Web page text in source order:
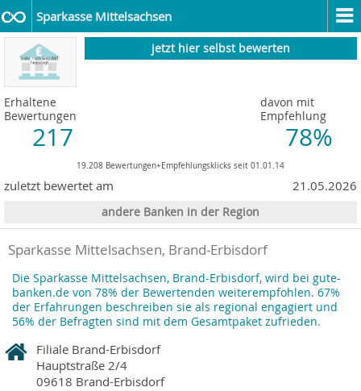
Sparkasse Mittelsachsen
jetzt hier selbst bewerten
Erhaltene
Bewertungen
217
davon mit
Empfehlung
78%
19.208 Bewertungen+Empfehlungsklicks seit 01.01.14
zuletzt bewertet am 21.05.2026
andere Banken in der Region
Sparkasse Mittelsachsen, Brand-Erbisdorf
Die Sparkasse Mittelsachsen, Brand-Erbisdorf, wird bei gute-
banken.de von 78% der Bewertenden weiterempfohlen. 67%
der Erfahrungen beschreiben sie als regional engagiert und
56% der Befragten sind mit dem Gesamtpaket zufrieden.
Filiale Brand-Erbisdorf
Hauptstraße 2/4
09618 Brand-Erbisdorf